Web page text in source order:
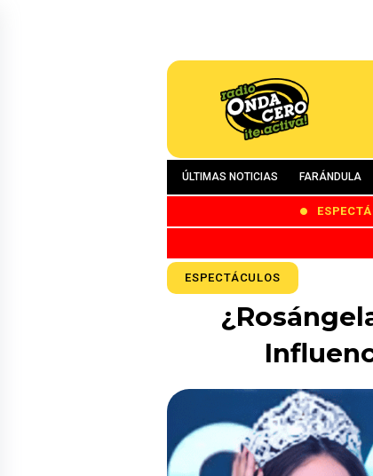
ÚLTIMAS NOTICIAS FARÁNDULA
ESPECTÁCULOS